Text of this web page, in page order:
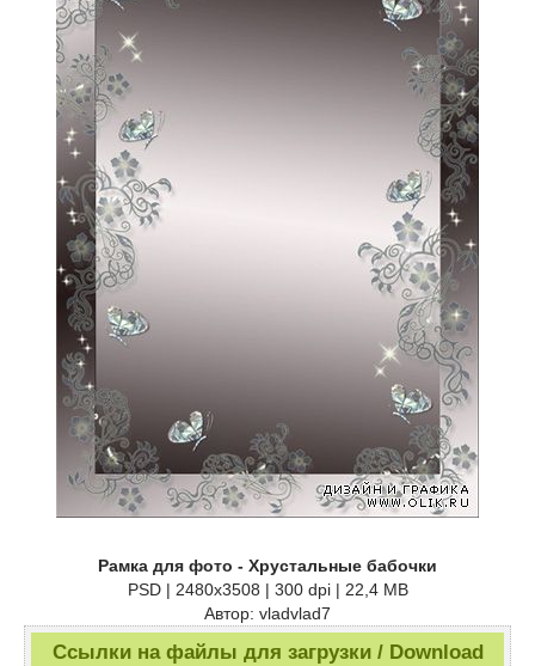
Рамка для фото - Хрустальные бабочки
PSD | 2480х3508 | 300 dpi | 22,4 MB
Автор: vladvlad7
Ссылки на файлы для загрузки / Download